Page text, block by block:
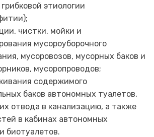
этиологии
чистки, мойки и
мусороуборочного
мусоровозов, мусорных баков и
мусоропроводов;
содержимого
баков автономных туалетов,
отвода в канализацию, а также
в кабинах автономных
биотуалетов.